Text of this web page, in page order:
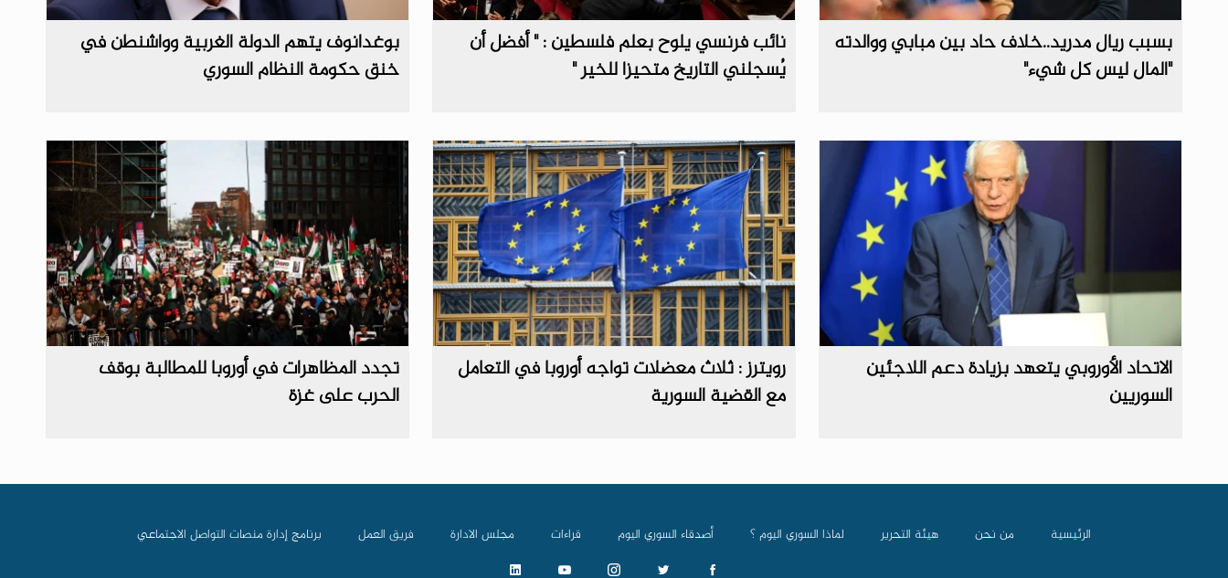
بسبب ريال مدريد..خلاف حاد بين مبابي ووالدته
"المال ليس كل شيء"
نائب فرنسي يلوح بعلم فلسطين : " أفضل أن
يُسجلني التاريخ متحيزا للخير "
بوغدانوف يتهم الدولة الغربية وواشنطن في
خنق حكومة النظام السوري
الاتحاد الأوروبي يتعهد بزيادة دعم اللاجئين
السوريين
رويترز : ثلاث معضلات تواجه أوروبا في التعامل
مع القضية السورية
تجدد المظاهرات في أوروبا للمطالبة بوقف
الحرب على غزة
الرئيسية من نحن هيئة التحرير لماذا السوري اليوم ؟ أصدقاء السوري اليوم قراءات مجلس الادارة فريق العمل برنامج إدارة منصات التواصل الاجتماعي